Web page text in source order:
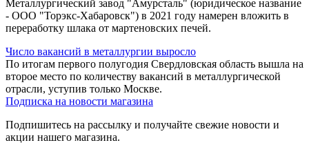
Металлургический завод "Амурсталь" (юридическое название
- ООО "Торэкс-Хабаровск") в 2021 году намерен вложить в
переработку шлака от мартеновских печей.
Число вакансий в металлургии выросло
По итогам первого полугодия Свердловская область вышла на
второе место по количеству вакансий в металлургической
отрасли, уступив только Москве.
Подписка на новости магазина
Подпишитесь на рассылку и получайте свежие новости и
акции нашего магазина.